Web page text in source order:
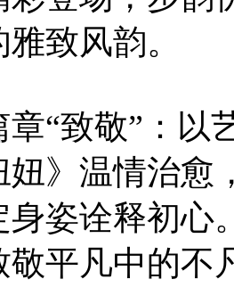
致风韵。
致敬”：以
妞》温情治愈
身姿诠释初心
敬平凡中的不